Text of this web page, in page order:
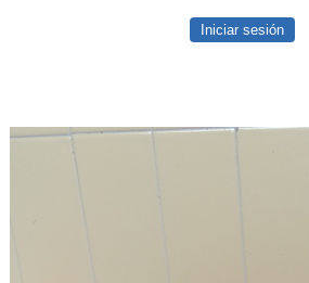
Iniciar sesión